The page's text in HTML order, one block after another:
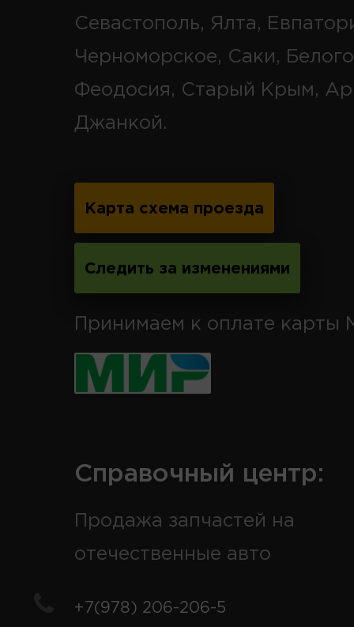
Севастополь, Ялта,
Черноморское, Саки,
Феодосия, Старый Крым,
Джанкой.
Карта схема проезда
Следить за изменениями
Принимаем к оплате карты
Справочный центр:
Продажа запчастей на
отечественные авто
+7(978) 206-206-5